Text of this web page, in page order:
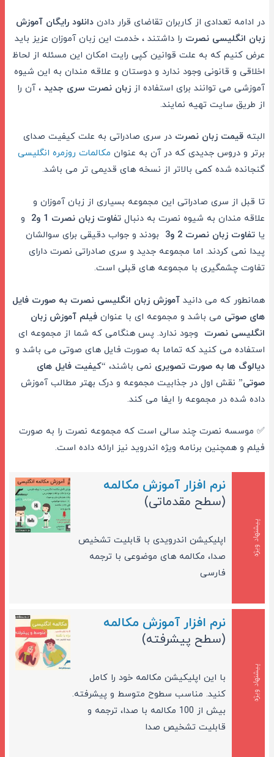
در ادامه تعدادی از کاربران تقاضای قرار دادندانلود رایگان آموزش
زبان انگلیسی نصرت را داشتند ، خدمت این زبان آموزان عزیز باید
عرض کنیم که به علت قوانین کپی رایت امکان این مسئله از لحاظ
اخلاقی و قانونی وجود ندارد و دوستان و علاقه مندان به این شیوه
آموزشی می توانند برای استفاده از زبان نصرت سری جدید ، آن را
از طریق سایت تهیه نمایند.
البتهقیمت زبان نصرت در سری صادراتی به علت کیفیت صدای
برتر و دروس جدیدی که در آن به عنوان مکالمات روزمره انگلیسی
گنجانده شده کمی بالاتر از نسخه های قدیمی تر می باشد.
تا قبل از سری صادراتی این مجموعه بسیاری از زبان آموزان و
علاقه مندان به شیوه نصرت به دنبالتفاوت زبان نصرت 1 و2
و
یاتفاوت زبان نصرت 2 و3
بودند و جواب دقیقی برای سوالشان
پیدا نمی کردند. اما مجموعه جدید و سری صادراتی نصرت دارای
تفاوت چشمگیری با مجموعه های قبلی است.
همانطور که می دانیدآموزش زبان انگلیسی نصرت به صورت فایل
های صوتی می باشد و مجموعه ای با عنوانفیلم آموزش زبان
انگلیسی نصرت وجود ندارد. پس هنگامی که شما از مجموعه ای
استفاده می کنید که تماما به صورت فایل های صوتی می باشد و
دیالوگ ها به صورت تصویری نمی باشند، “کیفیت فایل های
صوتی” نقش اول در جذابیت مجموعه و درک بهتر مطالب آموزش
داده شده در مجموعه را ایفا می کند.
✅ موسسه نصرت چند سالی است که مجموعه نصرت را به صورت
فیلم و همچنین برنامه ویژه اندروید نیز ارائه داده است.
پیشنهاد ویژه
نرم افزار آموزش مکالمه
(سطح مقدماتی)
اپلیکیشن اندرویدی با قابلیت تشخیص
صدا، مکالمه های موضوعی با ترجمه
فارسی
پیشنهاد ویژه
نرم افزار آموزش مکالمه
(سطح پیشرفته)
با این اپلیکیشن مکالمه خود را کامل
کنید. مناسب سطوح متوسط و پیشرفته.
بیش از 100 مکالمه با صدا، ترجمه و
قابلیت تشخیص صدا